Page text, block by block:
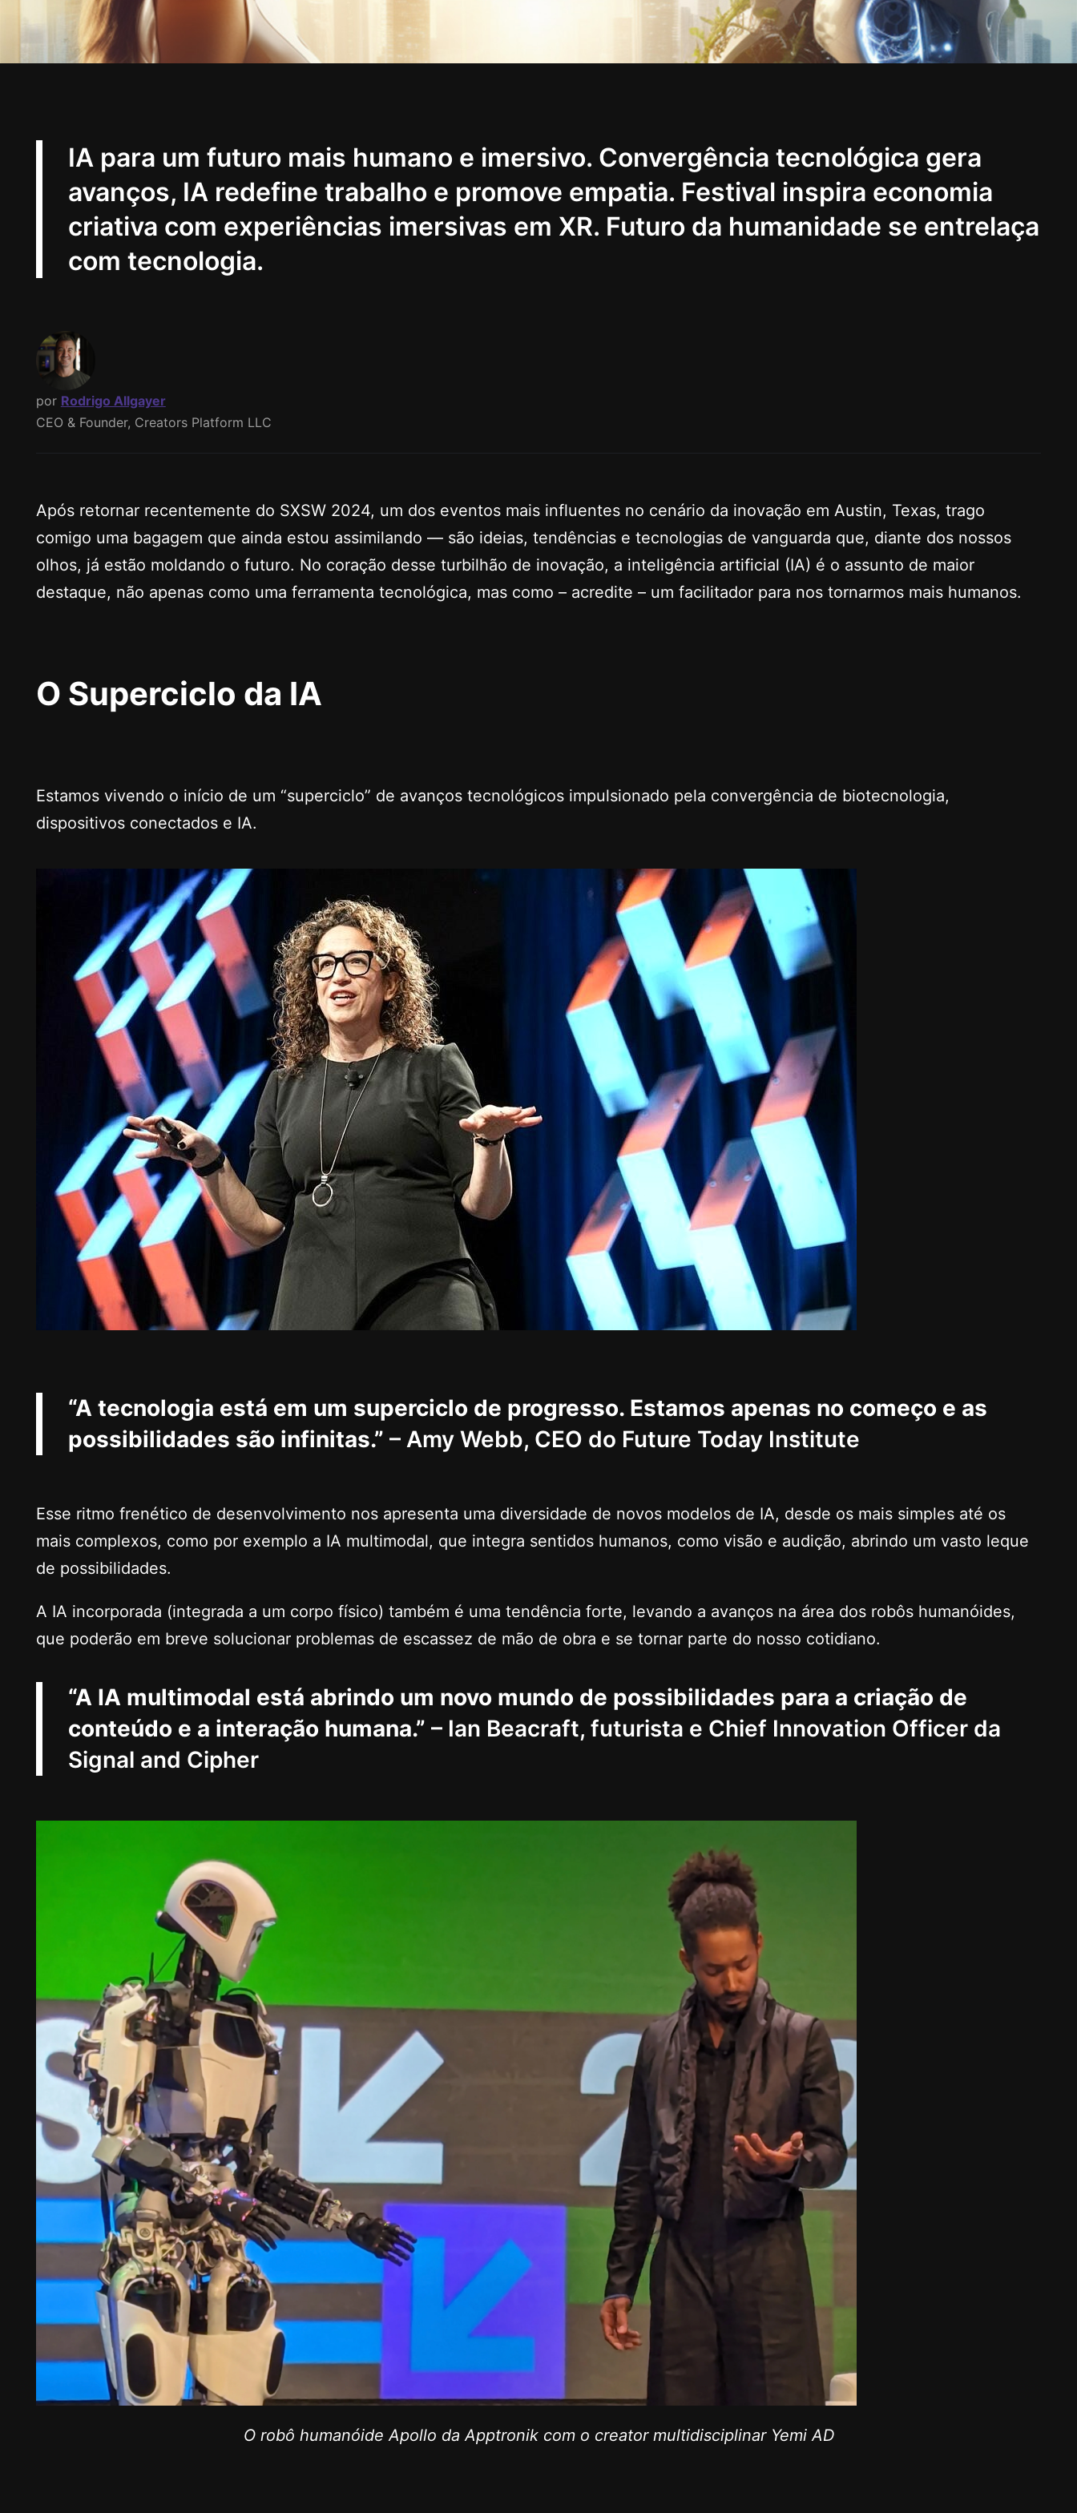
IA para um futuro mais humano e imersivo. Convergência tecnológica gera
avanços, IA redefine trabalho e promove empatia. Festival inspira economia
criativa com experiências imersivas em XR. Futuro da humanidade se entrelaça
com tecnologia.
por Rodrigo Allgayer
CEO & Founder, Creators Platform LLC
Após retornar recentemente do SXSW 2024, um dos eventos mais influentes no cenário da inovação em Austin, Texas, trago
comigo uma bagagem que ainda estou assimilando — são ideias, tendências e tecnologias de vanguarda que, diante dos nossos
olhos, já estão moldando o futuro. No coração desse turbilhão de inovação, a inteligência artificial (IA) é o assunto de maior
destaque, não apenas como uma ferramenta tecnológica, mas como – acredite – um facilitador para nos tornarmos mais humanos.
O Superciclo da IA
Estamos vivendo o início de um “superciclo” de avanços tecnológicos impulsionado pela convergência de biotecnologia,
dispositivos conectados e IA.
“A tecnologia está em um superciclo de progresso. Estamos apenas no começo e as
possibilidades são infinitas.” – Amy Webb, CEO do Future Today Institute
Esse ritmo frenético de desenvolvimento nos apresenta uma diversidade de novos modelos de IA, desde os mais simples até os
mais complexos, como por exemplo a IA multimodal, que integra sentidos humanos, como visão e audição, abrindo um vasto leque
de possibilidades.
A IA incorporada (integrada a um corpo físico) também é uma tendência forte, levando a avanços na área dos robôs humanóides,
que poderão em breve solucionar problemas de escassez de mão de obra e se tornar parte do nosso cotidiano.
“A IA multimodal está abrindo um novo mundo de possibilidades para a criação de
conteúdo e a interação humana.” – Ian Beacraft, futurista e Chief Innovation Officer da
Signal and Cipher
O robô humanóide Apollo da Apptronik com o creator multidisciplinar Yemi AD